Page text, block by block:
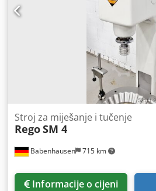
Babenhausen 715 km
Stroj za miješanje i tučenje
RegoSM 4
Informacije o cijeni